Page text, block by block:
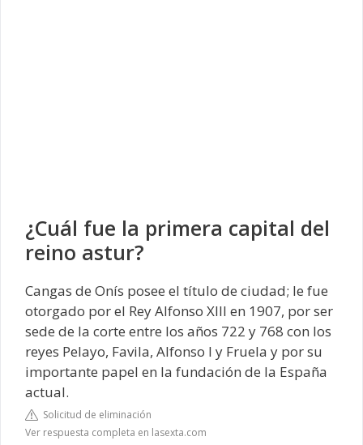
¿Cuál fue la primera capital del
reino astur?
Cangas de Onís posee el título de ciudad; le fue
otorgado por el Rey Alfonso XIII en 1907, por ser
sede de la corte entre los años 722 y 768 con los
reyes Pelayo, Favila, Alfonso I y Fruela y por su
importante papel en la fundación de la España
actual.
Solicitud de eliminación
Ver respuesta completa en lasexta.com